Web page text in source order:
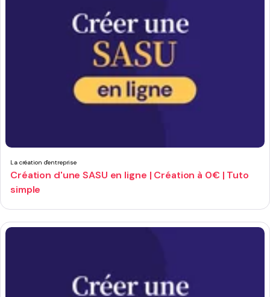
La création d'entreprise
Création d'une SASU en ligne | Création à 0€ | Tuto
simple